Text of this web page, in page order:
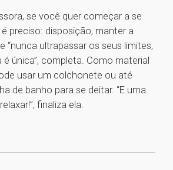
se você quer começar a se
preciso: disposição, manter a
“nunca ultrapassar os seus limites,
única”, completa. Como material
usar um colchonete ou até
de banho para se deitar. “E uma
finaliza ela.